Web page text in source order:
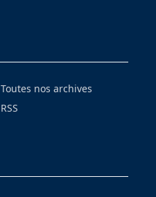
Toutes nos archives
RSS